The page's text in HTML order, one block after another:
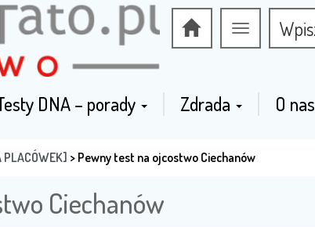
Przełącz
nawigację
DNA – porady Zdrada O nas
> Pewny test na ojcostwo Ciechanów
Ciechanów